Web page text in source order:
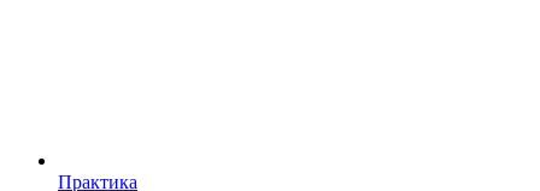
Практика
Практика